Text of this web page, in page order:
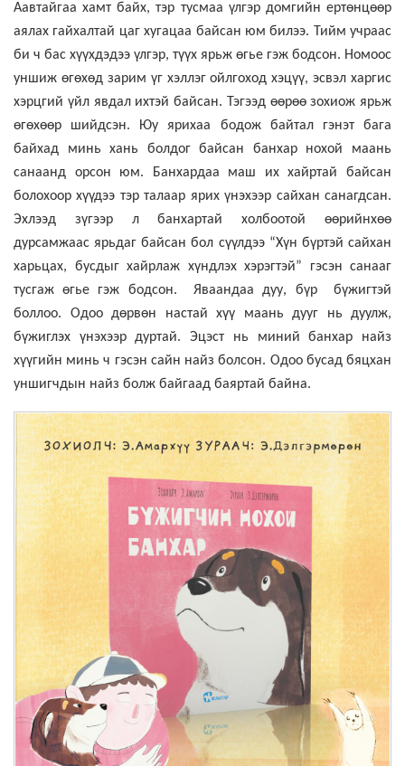
Аавтайгаа хамт байх, тэр тусмаа үлгэр домгийн ертөнцөөр
аялах гайхалтай цаг хугацаа байсан юм билээ. Тийм учраас
би ч бас хүүхдэдээ үлгэр, түүх ярьж өгье гэж бодсон. Номоос
уншиж өгөхөд зарим үг хэллэг ойлгоход хэцүү, эсвэл харгис
хэрцгий үйл явдал ихтэй байсан. Тэгээд өөрөө зохиож ярьж
өгөхөөр шийдсэн. Юу ярихаа бодож байтал гэнэт бага
байхад минь хань болдог байсан банхар нохой маань
санаанд орсон юм. Банхардаа маш их хайртай байсан
болохоор хүүдээ тэр талаар ярих үнэхээр сайхан санагдсан.
Эхлээд зүгээр л банхартай холбоотой өөрийнхөө
дурсамжаас ярьдаг байсан бол сүүлдээ “Хүн бүртэй сайхан
харьцах, бусдыг хайрлаж хүндлэх хэрэгтэй” гэсэн санааг
тусгаж өгье гэж бодсон. Яваандаа дуу, бүр бүжигтэй
боллоо. Одоо дөрвөн настай хүү маань дууг нь дуулж,
бүжиглэх үнэхээр дуртай. Эцэст нь миний банхар найз
хүүгийн минь ч гэсэн сайн найз болсон. Одоо бусад бяцхан
уншигчдын найз болж байгаад баяртай байна.